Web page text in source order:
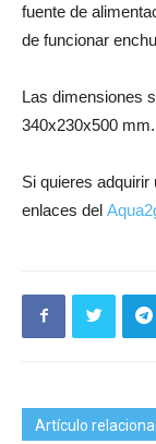
fuente de
de funcionar
Las dimensiones
340x230x500 mm.
Si quieres
enlaces del
Artículo